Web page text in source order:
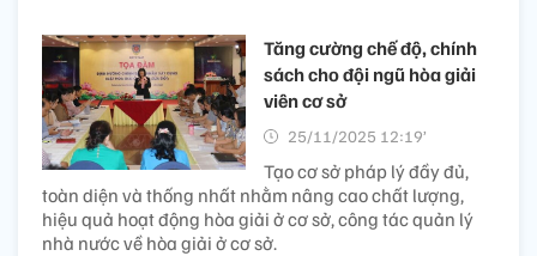
Tăng cường chế độ, chính
sách cho đội ngũ hòa giải
viên cơ sở
25/11/2025 12:19’
Tạo cơ sở pháp lý đầy đủ,
toàn diện và thống nhất nhằm nâng cao chất lượng,
hiệu quả hoạt động hòa giải ở cơ sở, công tác quản lý
nhà nước về hòa giải ở cơ sở.